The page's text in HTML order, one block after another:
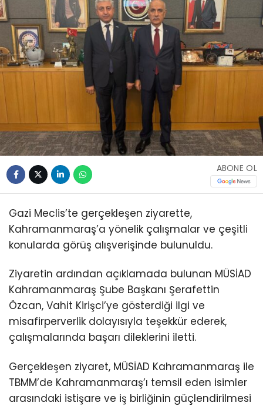
ABONE OL
Gazi Meclis’te gerçekleşen ziyarette,
Kahramanmaraş’a yönelik çalışmalar ve çeşitli
konularda görüş alışverişinde bulunuldu.
Ziyaretin ardından açıklamada bulunan MÜSİAD
Kahramanmaraş Şube Başkanı Şerafettin
Özcan, Vahit Kirişci’ye gösterdiği ilgi ve
misafirperverlik dolayısıyla teşekkür ederek,
çalışmalarında başarı dileklerini iletti.
Gerçekleşen ziyaret, MÜSİAD Kahramanmaraş ile
TBMM’de Kahramanmaraş’ı temsil eden isimler
arasındaki istişare ve iş birliğinin güçlendirilmesi